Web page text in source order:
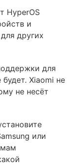
HyperOS
и
других
для
Xiaomi не
не несёт
или